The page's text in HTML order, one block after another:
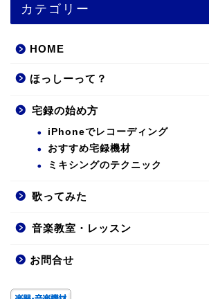
カテゴリー
HOME
ほっしーって？
宅録の始め方
iPhoneでレコーディング
おすすめ宅録機材
ミキシングのテクニック
歌ってみた
音楽教室・レッスン
お問合せ